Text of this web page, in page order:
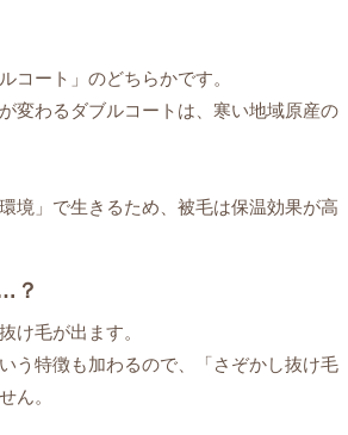
コート」のどちらかです。
変わるダブルコートは、寒い地域原産の
境」で生きるため、被毛は保温効果が高
？
け毛が出ます。
う特徴も加わるので、「さぞかし抜け毛
ん。